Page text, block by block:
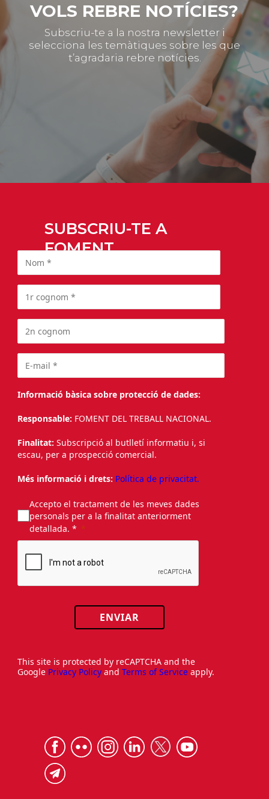
VOLS REBRE NOTÍCIES?
Subscriu-te a la nostra newsletter i
selecciona les temàtiques sobre les que
t’agradaria rebre notícies.
SUBSCRIU-TE A
FOMENT
Informació bàsica sobre protecció de dades:
Responsable: FOMENT DEL TREBALL NACIONAL.
Finalitat: Subscripció al butlletí informatiu i, si
escau, per a prospecció comercial.
Més informació i drets: Política de privacitat.
Accepto el tractament de les meves dades
personals per a la finalitat anteriorment
detallada. *
ENVIAR
This site is protected by reCAPTCHA and the
Google Privacy Policy and Terms of Service apply.